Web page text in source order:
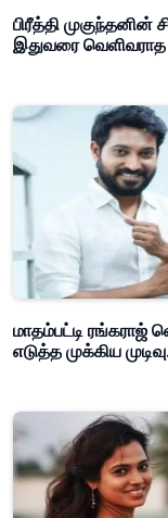
பிரீத்தி முகுந்தனின்
இதுவரை
மாதம்பட்டி ரங்கராஜ்
எடுத்த முக்கிய